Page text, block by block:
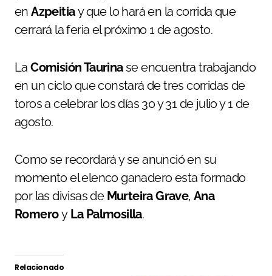
enAzpeitiay que lo hará en la corrida que
cerrará la feria el próximo 1 de agosto.
LaComisión Taurinase encuentra trabajando
en un ciclo que constará de tres corridas de
toros a celebrar los días 30 y 31 de julio y 1 de
agosto.
Como se recordará y se anunció en su
momento el elenco ganadero esta formado
por las divisas de Murteira Grave,Ana
Romeroy La Palmosilla.
Relacionado